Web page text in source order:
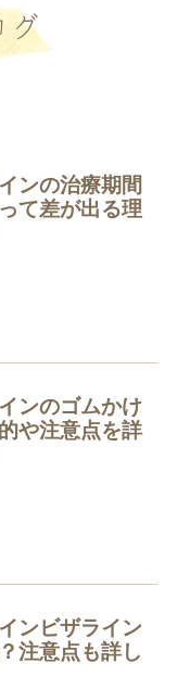
料金表
ニング料金表
グ
ンの治療期間
て差が出る理
ンのゴムかけ
や注意点を詳
ンビザライン
注意点も詳し